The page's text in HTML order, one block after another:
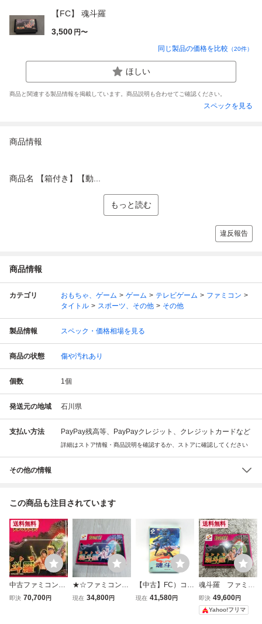
【FC】 魂斗羅
3,500 円〜
同じ製品の価格を比較 （20件）
ほしい
商品と関連する製品情報を掲載しています。商品説明も合わせてご確認ください。
スペックを見る
商品情報
商品名 【箱付き】【動...
もっと読む
違反報告
商品情報
カテゴリ おもちゃ、ゲーム ゲーム テレビゲーム
ファミコン
タイトル
スポーツ、その他 その他
製品情報 スペック・価格相場を見る
商品の状態 傷や汚れあり
個数 1個
発送元の地域 石川県
支払い方法 PayPay残高等、PayPayクレジット、クレジットカードなど
詳細はストア情報・商品説明を確認するか、ストアに確認してください
その他の情報
この商品も注目されています
送料無料
中古ファミコンソ
フト 魂斗羅
即決 70,700円
★☆ファミコンソ
フト 魂斗羅 コ
現在 34,800円
【中古】FC）コナ
ミ ファミリーコ
現在 41,580円
送料無料
魂斗羅 ファミコ
ン
即決 49,600円
Yahoo!フリマ